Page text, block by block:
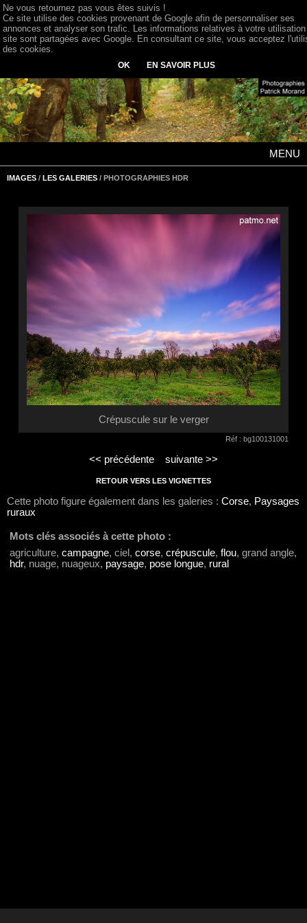
MENU
IMAGES / LES GALERIES / PHOTOGRAPHIES HDR
Crépuscule sur le verger
Réf : bg100131001
<< précédente suivante >>
RETOUR VERS LES VIGNETTES
Cette photo figure également dans les galeries : Corse, Paysages
ruraux
Mots clés associés à cette photo :
agriculture, campagne, ciel, corse, crépuscule, flou, grand angle,
hdr, nuage, nuageux, paysage, pose longue, rural
Ne vous retournez pas vous êtes suivis !
Ce site utilise des cookies provenant de Google afin de personnaliser ses
annonces et analyser son trafic. Les informations relatives à votre
site sont partagées avec Google. En consultant ce site, vous acceptez
des cookies.
OK EN SAVOIR PLUS